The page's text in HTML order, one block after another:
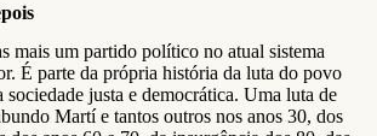
mais um partido político no atual sistema
É parte da própria história da luta do povo
sociedade justa e democrática. Uma luta de
Martí e tantos outros nos anos 30, dos